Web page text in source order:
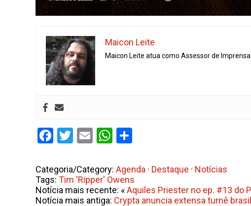
Maicon Leite
Maicon Leite atua como Assessor de
Facebook
Twitter
EmailWhatsApp
Categoria/Category: Agenda · Destaque · Notícias
Tags: Tim 'Ripper' Owens
Notícia mais recente: «Aquiles Priester no ep. #13 do
Notícia mais antiga: Crypta anuncia extensa turnê